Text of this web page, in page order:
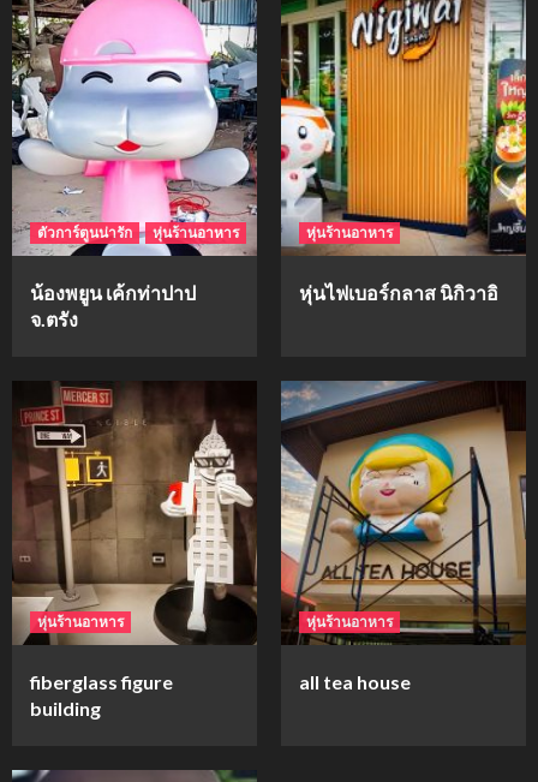
5
ม็อคอัพน้ำมันวังว่าน
1
mockups
hi-q
2
mockups
ก้อนเนื้อทรงลูกบาสก์
3
mockups
soul young
4
mockups
ม็อคอัพขวด bsab
5
ม็อคอัพน้ำมันวังว่าน
ตัวการ์ตูนน่ารัก หุ่นร้านอาหาร
น้องพยูน เค้กท่าปาป
จ.ตรัง
หุ่นร้านอาหาร
หุ่นไฟเบอร์กลาส นิกิวาอิ
หุ่นร้านอาหาร
fiberglass figure
building
หุ่นร้านอาหาร
all tea house